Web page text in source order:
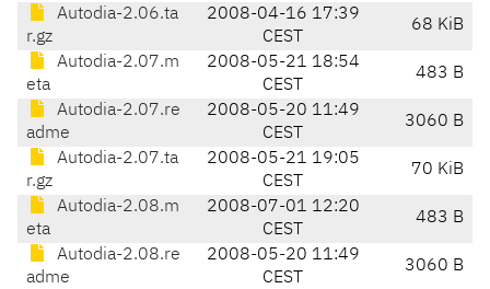
Autodia-2.06.ta
r.gz
2008-04-16 17:39
CEST
68 KiB
Autodia-2.07.m
eta
2008-05-21 18:54
CEST
483 B
Autodia-2.07.re
adme
2008-05-20 11:49
CEST
3060 B
Autodia-2.07.ta
r.gz
2008-05-21 19:05
CEST
70 KiB
Autodia-2.08.m
eta
2008-07-01 12:20
CEST
483 B
Autodia-2.08.re
adme
2008-05-20 11:49
CEST
3060 B